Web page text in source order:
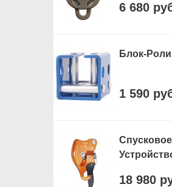
6 680
Блок-
1 590
Спусковое
18 980